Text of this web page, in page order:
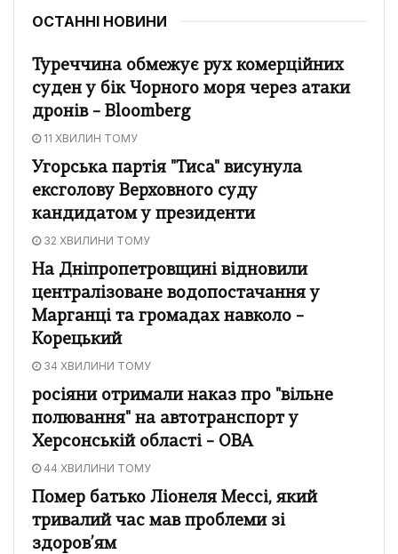
ОСТАННІ НОВИНИ
Туреччина обмежує рух комерційних
суден у бік Чорного моря через атаки
дронів – Bloomberg
11 ХВИЛИН ТОМУ
Угорська партія "Тиса" висунула
ексголову Верховного суду
кандидатом у президенти
32 ХВИЛИНИ ТОМУ
На Дніпропетровщині відновили
централізоване водопостачання у
Марганці та громадах навколо –
Корецький
34 ХВИЛИНИ ТОМУ
росіяни отримали наказ про "вільне
полювання" на автотранспорт у
Херсонській області – ОВА
44 ХВИЛИНИ ТОМУ
Помер батько Ліонеля Мессі, який
тривалий час мав проблеми зі
здоров’ям